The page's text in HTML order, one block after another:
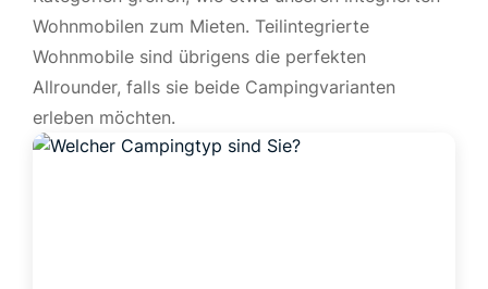
Wohnmobilen zum Mieten. Teilintegrierte
Wohnmobile sind übrigens die perfekten
Allrounder, falls sie beide Campingvarianten
erleben möchten.